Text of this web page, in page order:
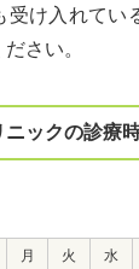
け入れてい
さい。
ックの診療
月 火 水